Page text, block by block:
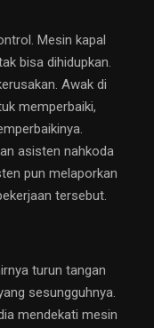
Mesin kapal
bisa dihidupkan.
Awak di
memperbaiki,
asisten nahkoda
pun melaporkan
tersebut.
turun tangan
sesungguhnya.
mendekati mesin